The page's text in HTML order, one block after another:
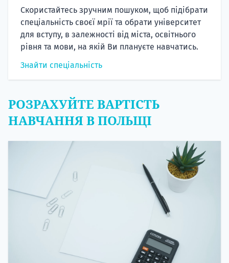
Скористайтесь зручним пошуком, щоб підібрати
спеціальність своєї мрії та обрати університет
для вступу, в залежності від міста, освітнього
рівня та мови, на якій Ви плануєте навчатись.
Знайти спеціальність
РОЗРАХУЙТЕ ВАРТІСТЬ
НАВЧАННЯ В ПОЛЬЩІ